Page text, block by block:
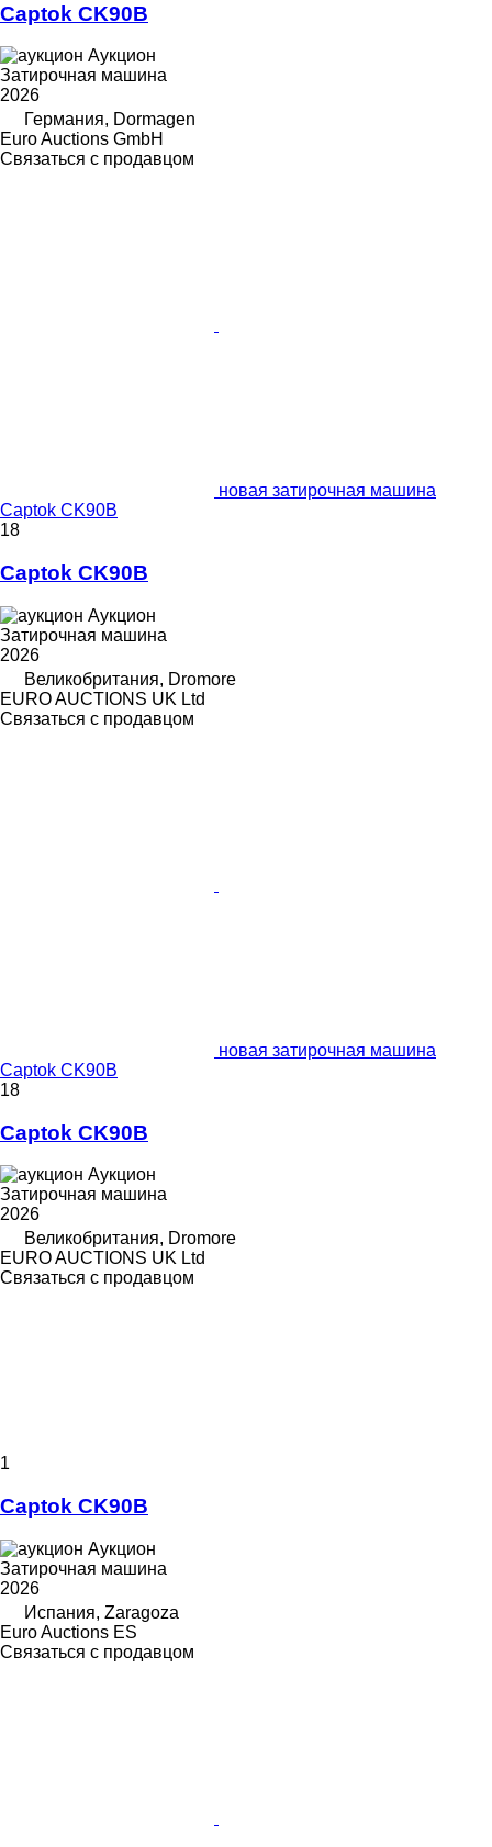
Captok CK90B
Аукцион
Затирочная машина
2026
Германия, Dormagen
Euro Auctions GmbH
Связаться с продавцом
новая затирочная машина
Captok CK90B
18
Captok CK90B
Аукцион
Затирочная машина
2026
Великобритания, Dromore
EURO AUCTIONS UK Ltd
Связаться с продавцом
новая затирочная машина
Captok CK90B
18
Captok CK90B
Аукцион
Затирочная машина
2026
Великобритания, Dromore
EURO AUCTIONS UK Ltd
Связаться с продавцом
1
Captok CK90B
Аукцион
Затирочная машина
2026
Испания, Zaragoza
Euro Auctions ES
Связаться с продавцом